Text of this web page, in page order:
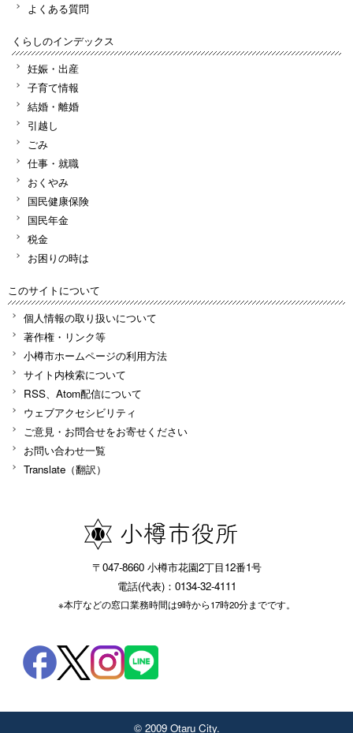
よくある質問
くらしのインデックス
妊娠・出産
子育て情報
結婚・離婚
引越し
ごみ
仕事・就職
おくやみ
国民健康保険
国民年金
税金
お困りの時は
このサイトについて
個人情報の取り扱いについて
著作権・リンク等
小樽市ホームページの利用方法
サイト内検索について
RSS、Atom配信について
ウェブアクセシビリティ
ご意見・お問合せをお寄せください
お問い合わせ一覧
Translate（翻訳）
〒047-8660 小樽市花園2丁目12番1号
電話(代表)：0134-32-4111
※本庁などの窓口業務時間は9時から17時20分までです。
© 2009 Otaru City.